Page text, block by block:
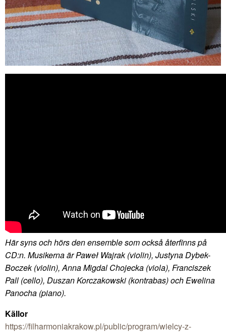
Här syns och hörs den ensemble som också återfinns på
CD:n. Musikerna är Paweł Wajrak (violin), Justyna Dybek-
Boczek (violin), Anna Migdal Chojecka (viola), Franciszek
Pall (cello), Duszan Korczakowski (kontrabas) och Ewelina
Panocha (piano).
Källor
https://filharmoniakrakow.pl/public/program/wielcy-z-